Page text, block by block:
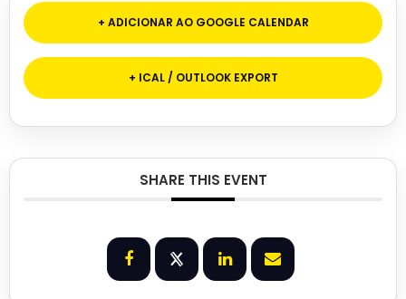
+ ADICIONAR AO GOOGLE CALENDAR
+ ICAL / OUTLOOK EXPORT
SHARE THIS EVENT